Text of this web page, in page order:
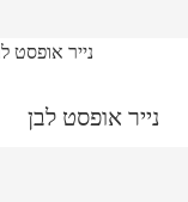
נייר אופסט לבן